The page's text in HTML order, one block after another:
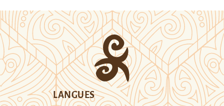
LANGUES